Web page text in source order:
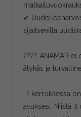
✔
sijaitsevilla
???? ANAMAR
älykäs ja
-1 kerroksessa
avuksesi. Niistä